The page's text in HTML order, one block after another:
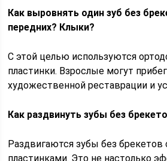
Как выровнять один зуб без
передних? Клыки?
С этой целью используются
пластинки. Взрослые могут
художественной реставрации и
Как раздвинуть зубы без
Раздвигаются зубы без брекетов
пластинками. Это не настолько